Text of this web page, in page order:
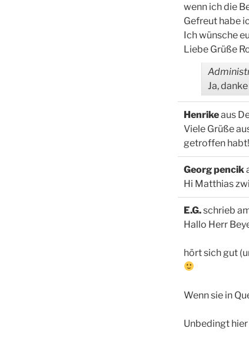
wenn ich die
Gefreut habe
Ich wünsche
Liebe Grüße
Ja,
Henrikeaus
Viele Grüße
getroffen habt!
Georg pencik
Hi Matthias
E.G.schrieb
Hallo Herr
hört sich gut
Wenn sie in
Unbedingt hier